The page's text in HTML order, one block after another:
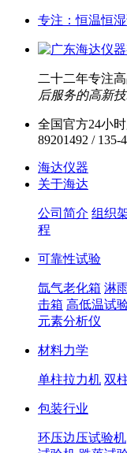
专注：恒温恒
二十二年专注
后服务的高新
全国官方24小
89201492 / 135-
海达仪器
关于海达
公司简介 组织
程
可靠性试验
氙气老化箱 淋
击箱 高低温试
元素分析仪
材料力学
单柱拉力机 双
包装行业
环压边压试验机